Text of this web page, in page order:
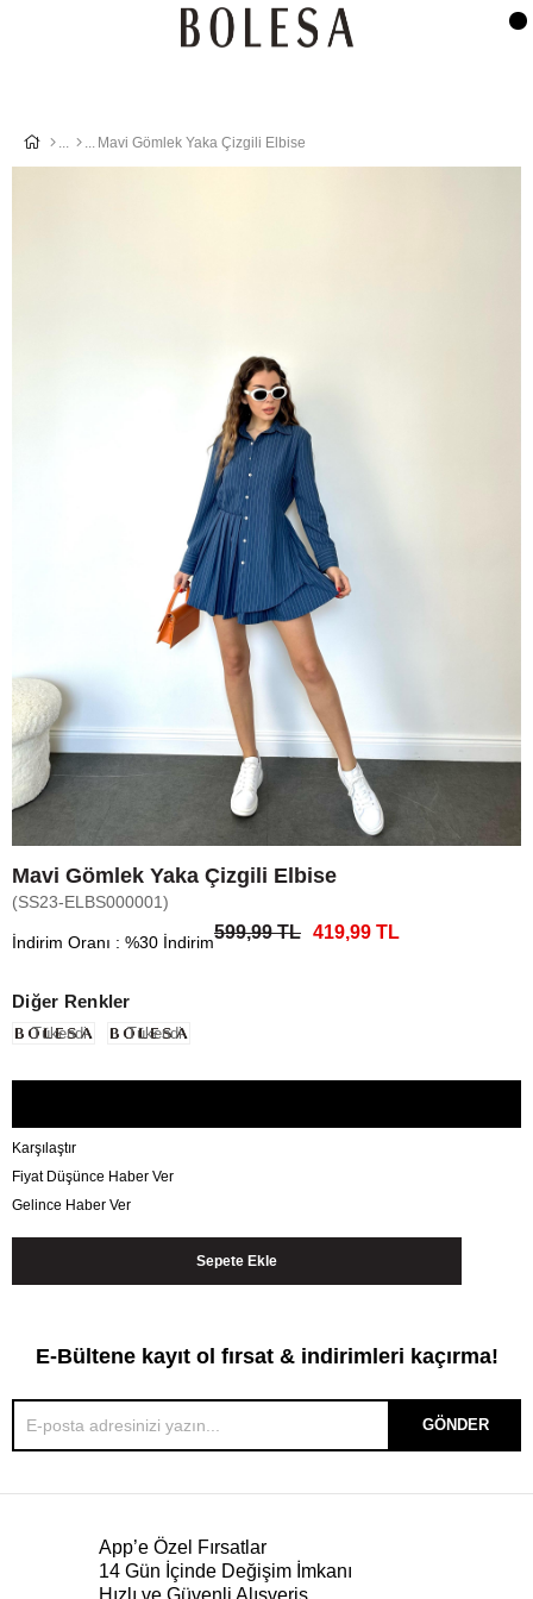
Mavi Gömlek Yaka Çizgili Elbise
Mavi Gömlek Yaka Çizgili Elbise
(SS23-ELBS000001)
İndirim Oranı : %30 İndirim599,99 TL 419,99 TL
Diğer Renkler
Tükendi Tükendi
Karşılaştır
Fiyat Düşünce Haber Ver
Gelince Haber Ver
E-Bültene kayıt ol fırsat & indirimleri kaçırma!
GÖNDER
App’e Özel Fırsatlar
14 Gün İçinde Değişim İmkanı
Hızlı ve Güvenli Alışveriş